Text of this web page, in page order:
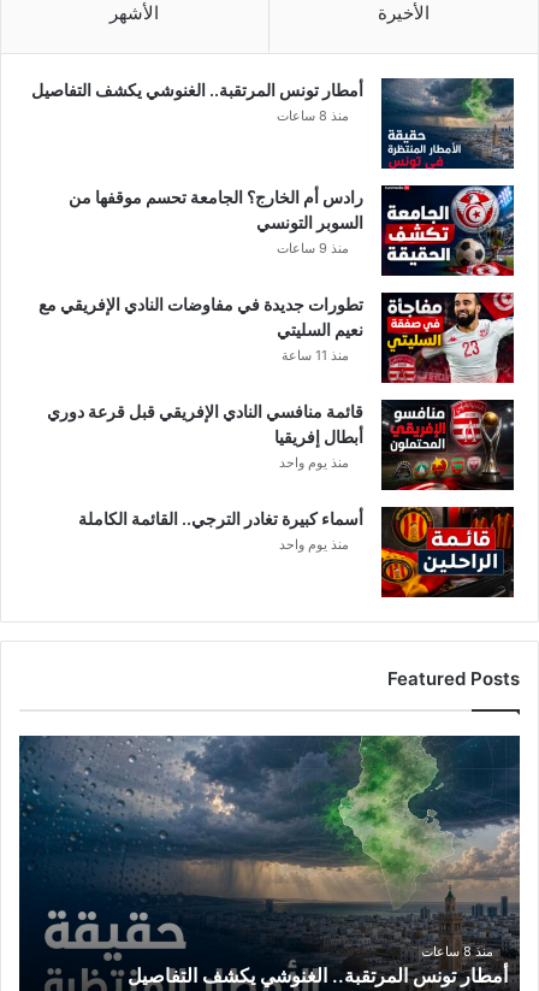
الأخيرة الأشهر
أمطار تونس المرتقبة.. الغنوشي يكشف التفاصيل
منذ 8 ساعات
رادس أم الخارج؟ الجامعة تحسم موقفها من
السوبر التونسي
منذ 9 ساعات
تطورات جديدة في مفاوضات النادي الإفريقي مع
نعيم السليتي
منذ 11 ساعة
قائمة منافسي النادي الإفريقي قبل قرعة دوري
أبطال إفريقيا
منذ يوم واحد
أسماء كبيرة تغادر الترجي.. القائمة الكاملة
منذ يوم واحد
Featured Posts
أمطار
تونس
المرتقبة..
الغنوشي
يكشف
التفاصيل
منذ 8 ساعات
أمطار تونس المرتقبة.. الغنوشي يكشف التفاصيل